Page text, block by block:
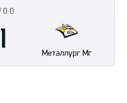
0:0
Металлург Мг